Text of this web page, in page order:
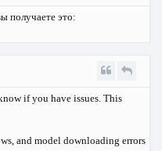
получаете это:
if you have issues. This
and model downloading errors